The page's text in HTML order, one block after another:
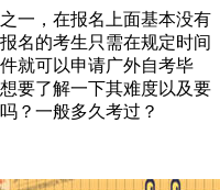
一，在报名上面基本没有
名的考生只需在规定时间
就可以申请广外自考毕
要了解一下其难度以及要
？一般多久考过？